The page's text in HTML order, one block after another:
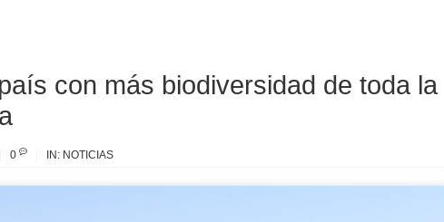
con más biodiversidad de toda la
0 IN: NOTICIAS